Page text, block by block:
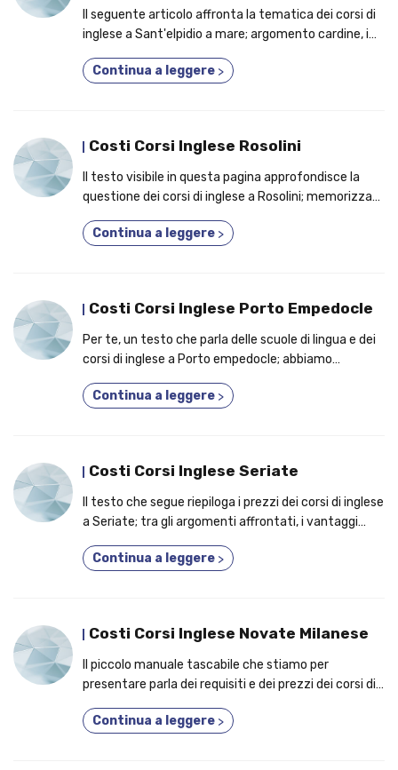
Il seguente articolo affronta la tematica dei corsi di
inglese a Sant'elpidio a mare; argomento cardine, i
a un corso di inglese specialistico!
Continua a leggere >
Costi Corsi Inglese Rosolini
Il testo visibile in questa pagina approfondisce la
questione dei corsi di inglese a Rosolini; memorizza
corso di inglese nella tua città!
Continua a leggere >
Costi Corsi Inglese Porto Empedocle
Per te, un testo che parla delle scuole di lingua e dei
corsi di inglese a Porto empedocle; abbiamo
partecipare a un corso accreditato!
Continua a leggere >
Costi Corsi Inglese Seriate
Il testo che segue riepiloga i prezzi dei corsi di inglese
a Seriate; tra gli argomenti affrontati, i vantaggi
lingua inglese!
Continua a leggere >
Costi Corsi Inglese Novate Milanese
Il piccolo manuale tascabile che stiamo per
presentare parla dei requisiti e dei prezzi dei corsi di
cui è una buona idea iscriversi a un corso anche se
Continua a leggere >